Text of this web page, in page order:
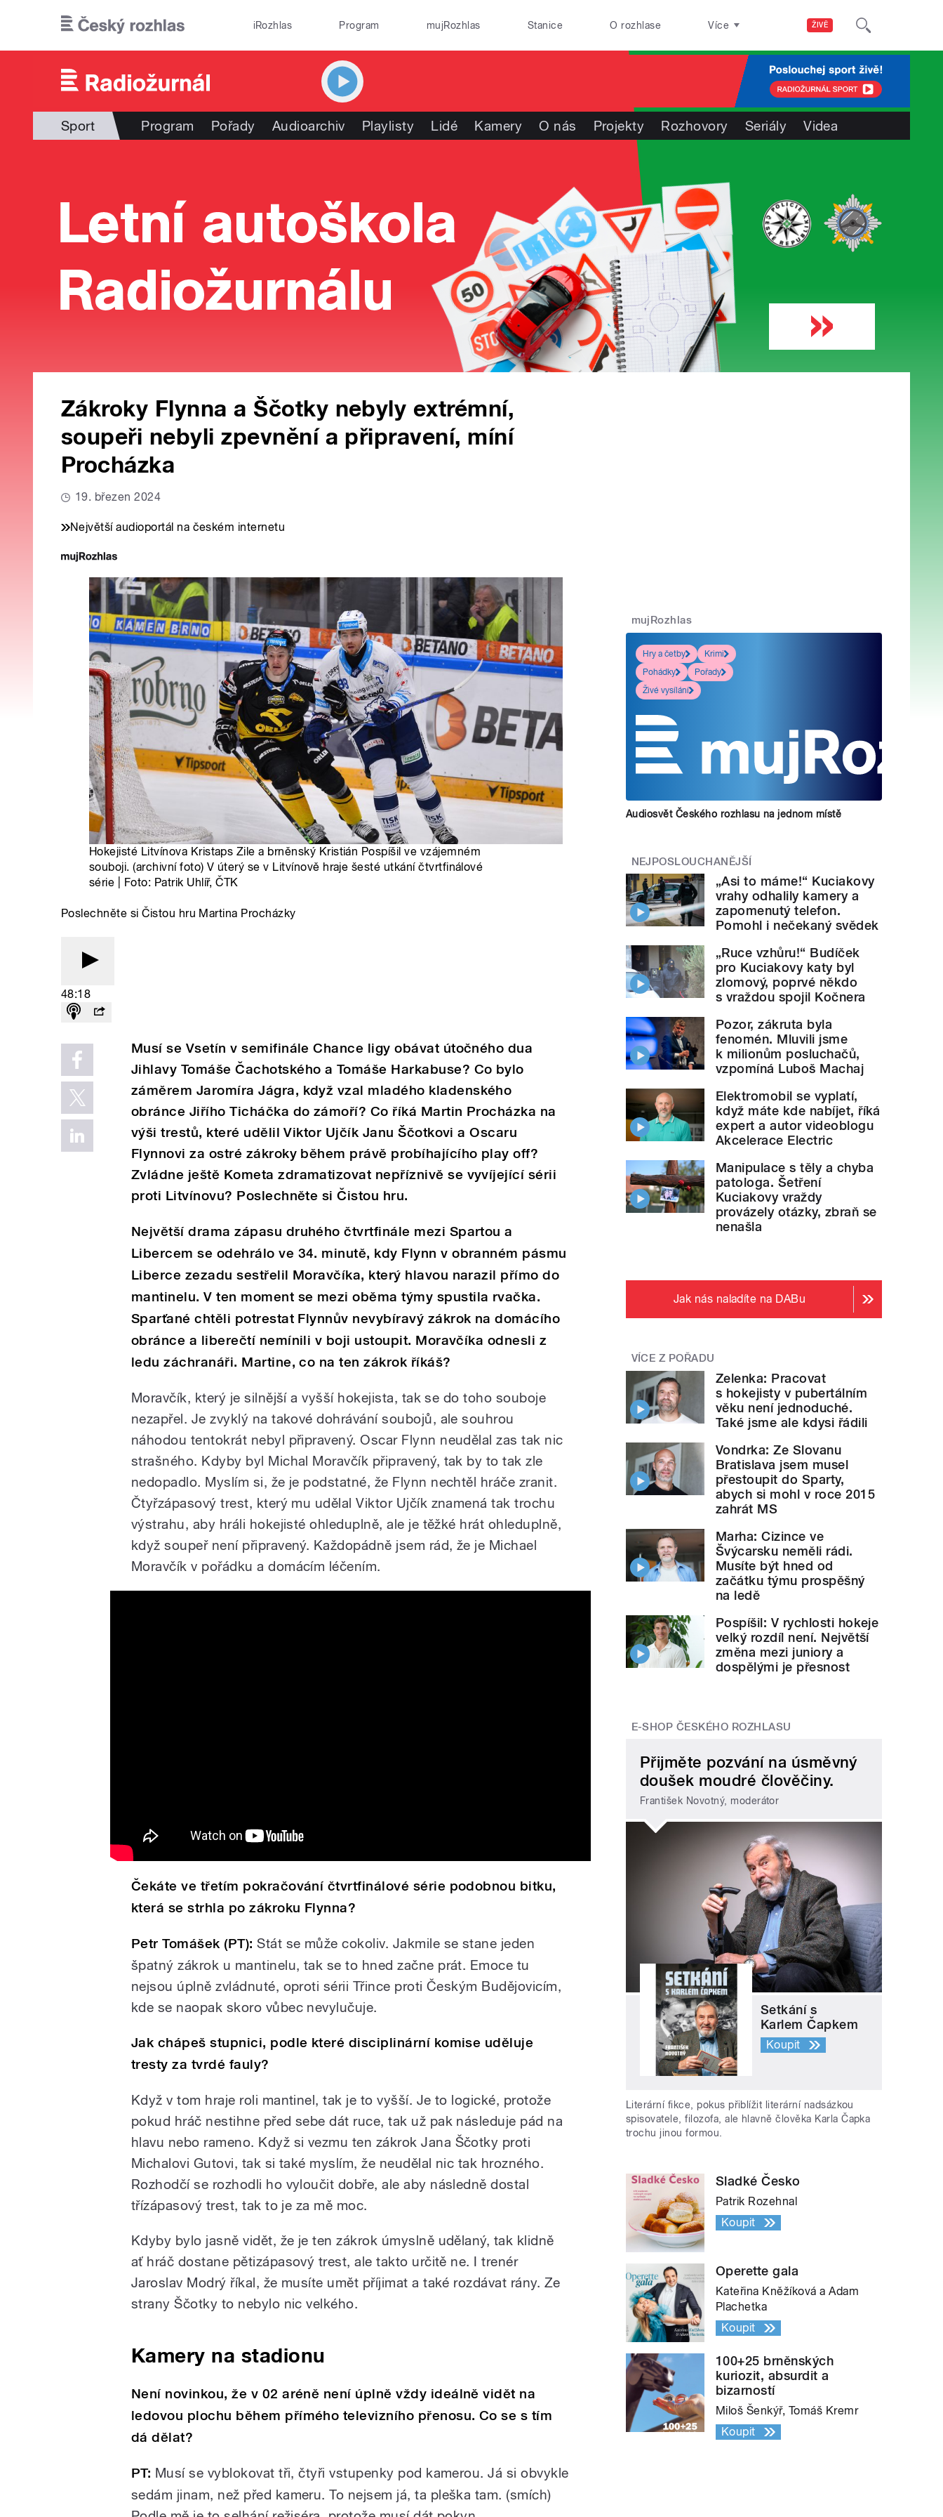
ŽIVĚ
iRozhlas Program mujRozhlas Stanice O rozhlase Více
Sport Program Pořady Audioarchiv Playlisty Lidé Kamery O nás Projekty Rozhovory Seriály Videa
Zákroky Flynna a Ščotky nebyly extrémní,
soupeři nebyli zpevnění a připravení, míní
Procházka
19. březen 2024
Největší audioportál na českém internetu
Hokejisté Litvínova Kristaps Zile a brněnský Kristián Pospíšil ve vzájemném
souboji. (archivní foto) V úterý se v Litvínově hraje šesté utkání čtvrtfinálové
série | Foto: Patrik Uhlíř, ČTK
Poslechněte si Čistou hru Martina Procházky
48:18
Musí se Vsetín v semifinále Chance ligy obávat útočného dua
Jihlavy Tomáše Čachotského a Tomáše Harkabuse? Co bylo
záměrem Jaromíra Jágra, když vzal mladého kladenského
obránce Jiřího Ticháčka do zámoří? Co říká Martin Procházka na
výši trestů, které udělil Viktor Ujčík Janu Ščotkovi a Oscaru
Flynnovi za ostré zákroky během právě probíhajícího play off?
Zvládne ještě Kometa zdramatizovat nepříznivě se vyvíjející sérii
proti Litvínovu? Poslechněte si Čistou hru.
Největší drama zápasu druhého čtvrtfinále mezi Spartou a
Libercem se odehrálo ve 34. minutě, kdy Flynn v obranném pásmu
Liberce zezadu sestřelil Moravčíka, který hlavou narazil přímo do
mantinelu. V ten moment se mezi oběma týmy spustila rvačka.
Sparťané chtěli potrestat Flynnův nevybíravý zákrok na domácího
obránce a liberečtí nemínili v boji ustoupit. Moravčíka odnesli z
ledu záchranáři. Martine, co na ten zákrok říkáš?
Moravčík, který je silnější a vyšší hokejista, tak se do toho souboje
nezapřel. Je zvyklý na takové dohrávání soubojů, ale souhrou
náhodou tentokrát nebyl připravený. Oscar Flynn neudělal zas tak nic
strašného. Kdyby byl Michal Moravčík připravený, tak by to tak zle
nedopadlo. Myslím si, že je podstatné, že Flynn nechtěl hráče zranit.
Čtyřzápasový trest, který mu udělal Viktor Ujčík znamená tak trochu
výstrahu, aby hráli hokejisté ohleduplně, ale je těžké hrát ohleduplně,
když soupeř není připravený. Každopádně jsem rád, že je Michael
Moravčík v pořádku a domácím léčením.
Čekáte ve třetím pokračování čtvrtfinálové série podobnou bitku,
která se strhla po zákroku Flynna?
Petr Tomášek (PT): Stát se může cokoliv. Jakmile se stane jeden
špatný zákrok u mantinelu, tak se to hned začne prát. Emoce tu
nejsou úplně zvládnuté, oproti sérii Třince proti Českým Budějovicím,
kde se naopak skoro vůbec nevylučuje.
Jak chápeš stupnici, podle které disciplinární komise uděluje
tresty za tvrdé fauly?
Když v tom hraje roli mantinel, tak je to vyšší. Je to logické, protože
pokud hráč nestihne před sebe dát ruce, tak už pak následuje pád na
hlavu nebo rameno. Když si vezmu ten zákrok Jana Ščotky proti
Michalovi Gutovi, tak si také myslím, že neudělal nic tak hrozného.
Rozhodčí se rozhodli ho vyloučit dobře, ale aby následně dostal
třízápasový trest, tak to je za mě moc.
Kdyby bylo jasně vidět, že je ten zákrok úmyslně udělaný, tak klidně
ať hráč dostane pětizápasový trest, ale takto určitě ne. I trenér
Jaroslav Modrý říkal, že musíte umět příjimat a také rozdávat rány. Ze
strany Ščotky to nebylo nic velkého.
Kamery na stadionu
Není novinkou, že v 02 aréně není úplně vždy ideálně vidět na
ledovou plochu během přímého televizního přenosu. Co se s tím
dá dělat?
PT: Musí se vyblokovat tři, čtyři vstupenky pod kamerou. Já si obvykle
sedám jinam, než před kameru. To nejsem já, ta pleška tam. (smích)
mujRozhlas
Hry a četby
Krimi
Pohádky
Pořady
Živé vysílání
Audiosvět Českého rozhlasu na jednom místě
NEJPOSLOUCHANĚJŠÍ
„Asi to máme!“ Kuciakovy
vrahy odhalily kamery a
zapomenutý telefon.
Pomohl i nečekaný svědek
„Ruce vzhůru!“ Budíček
pro Kuciakovy katy byl
zlomový, poprvé někdo
s vraždou spojil Kočnera
Pozor, zákruta byla
fenomén. Mluvili jsme
k milionům posluchačů,
vzpomíná Luboš Machaj
Elektromobil se vyplatí,
když máte kde nabíjet, říká
expert a autor videoblogu
Akcelerace Electric
Manipulace s těly a chyba
patologa. Šetření
Kuciakovy vraždy
provázely otázky, zbraň se
nenašla
Jak nás naladíte na DABu
VÍCE Z POŘADU
Zelenka: Pracovat
s hokejisty v pubertálním
věku není jednoduché.
Také jsme ale kdysi řádili
Vondrka: Ze Slovanu
Bratislava jsem musel
přestoupit do Sparty,
abych si mohl v roce 2015
zahrát MS
Marha: Cizince ve
Švýcarsku neměli rádi.
Musíte být hned od
začátku týmu prospěšný
na ledě
Pospíšil: V rychlosti hokeje
velký rozdíl není. Největší
změna mezi juniory a
dospělými je přesnost
E-SHOP ČESKÉHO ROZHLASU
Přijměte pozvání na úsměvný
doušek moudré člověčiny.
František Novotný, moderátor
Setkání s
Karlem Čapkem
Koupit
Literární fikce, pokus přiblížit literární nadsázkou
spisovatele, filozofa, ale hlavně člověka Karla Čapka
trochu jinou formou.
Sladké Česko
Patrik Rozehnal
Koupit
Operette gala
Kateřina Kněžíková a Adam
Plachetka
Koupit
100+25 brněnských
kuriozit, absurdit a
bizarností
Miloš Šenkýř, Tomáš Kremr
Koupit